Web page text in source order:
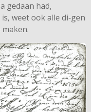
gedaan had,
weet ook alle di-gen